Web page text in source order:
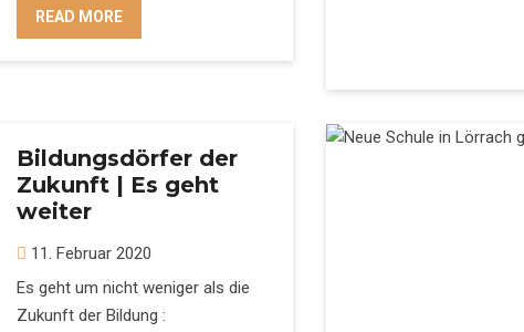
READ MORE
Bildungsdörfer der
Zukunft | Es geht
weiter
11. Februar 2020
Es geht um nicht weniger als die
Zukunft der Bildung :